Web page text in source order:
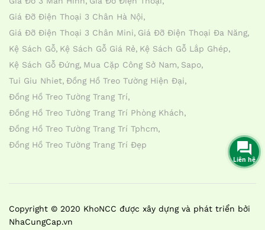
Giá Đỡ Điện Thoại 3 Chân Hà Nội
Giá Đỡ Điện Thoại 3 Chân Mini Giá Đỡ Điện Thoại Đa Năng
Kệ Sách Gỗ Kệ Sách Gỗ Giá Rẻ Kệ Sách Gỗ Lắp Ghép
Kệ Sách Gỗ Đứng Mua Cặp Công Sở Nam Sapo
Tui Giu Nhiet Đồng Hồ Treo Tường Hiện Đại
Đồng Hồ Treo Tường Trang Trí
Đồng Hồ Treo Tường Trang Trí Phòng Khách
Đồng Hồ Treo Tường Trang Trí Tphcm
Đồng Hồ Treo Tường Trang Trí Đẹp
Copyright © 2020 KhoNCC được xây dựng và phát triển bởi
NhaCungCap.vn
Liên hệ